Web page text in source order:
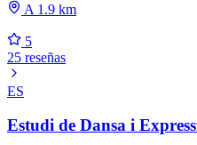
A 1.9 km
5
25 reseñas
ES
Estudi de Dansa i